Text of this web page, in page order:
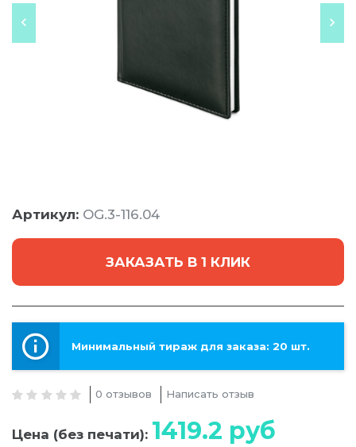
Артикул: OG.3-116.04
ЗАКАЗАТЬ В 1 КЛИК
Минимальный тираж для заказа: 20 шт.
0 отзывов Написать отзыв
Цена (без печати): 1419.2 руб